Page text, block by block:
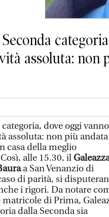
assoluta:
dove oggi
assoluta: non più andata
casa della meglio
alle 15.30, il
a San Venanzio di
di parità, si
i rigori. Da notare
di Prima,
dalla Seconda sia